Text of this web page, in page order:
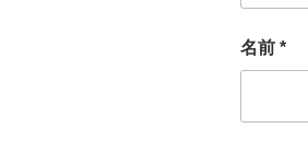
名前 *